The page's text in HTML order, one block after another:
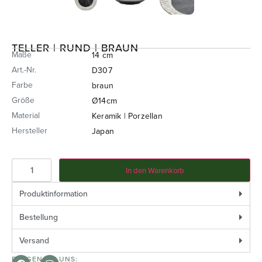
TELLER | RUND | BRAUN
Maße
14 cm
Art.-Nr.
D307
Farbe
braun
Größe
Ø14cm
Material
Keramik | Porzellan
Hersteller
Japan
In den Warenkorb
Produktinformation
Bestellung
Versand
FOLGEN SIE UNS: